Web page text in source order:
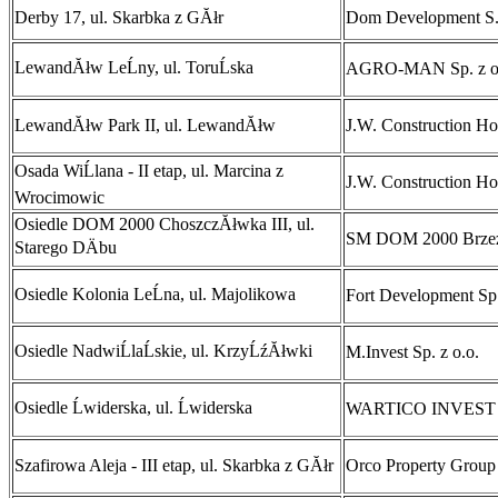
Derby 17, ul. Skarbka z GĂłr Dom Development
LewandĂłw LeĹny, ul. ToruĹska AGRO-MAN Sp. z
LewandĂłw Park II, ul. LewandĂłw J.W. Construction
Osada WiĹlana - II etap, ul. Marcina z
Wrocimowic
J.W. Construction
Osiedle DOM 2000 ChoszczĂłwka III, ul.
Starego DÄbu
SM DOM 2000
Osiedle Kolonia LeĹna, ul. Majolikowa Fort Development
Osiedle NadwiĹlaĹskie, ul. KrzyĹźĂłwki M.Invest Sp. z o.o.
Osiedle Ĺwiderska, ul. Ĺwiderska WARTICO INVEST
Szafirowa Aleja - III etap, ul. Skarbka z GĂłr Orco Property Group